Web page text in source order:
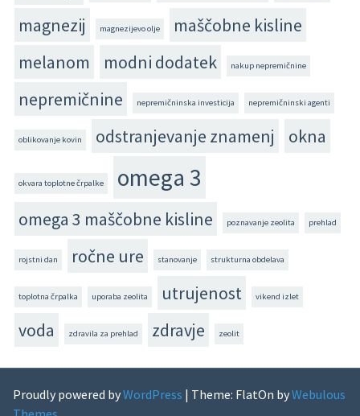
magnezij magnezijevo olje
maščobne kisline
melanom
modni dodatek nakup nepremičnine
nepremičnine nepremičninska investicija nepremičninski agenti
oblikovanje kovin odstranjevanje znamenj okna
okvara toplotne črpalke omega 3
omega 3 maščobne kisline poznavanje zeolita prehlad
rojstni dan ročne ure stanovanje strukturna obdelava
toplotna črpalka uporaba zeolita utrujenost vikend izlet
voda zdravila za prehlad zdravje zeolit
Proudly powered byWordPress | Theme: FlatOn byWebulous